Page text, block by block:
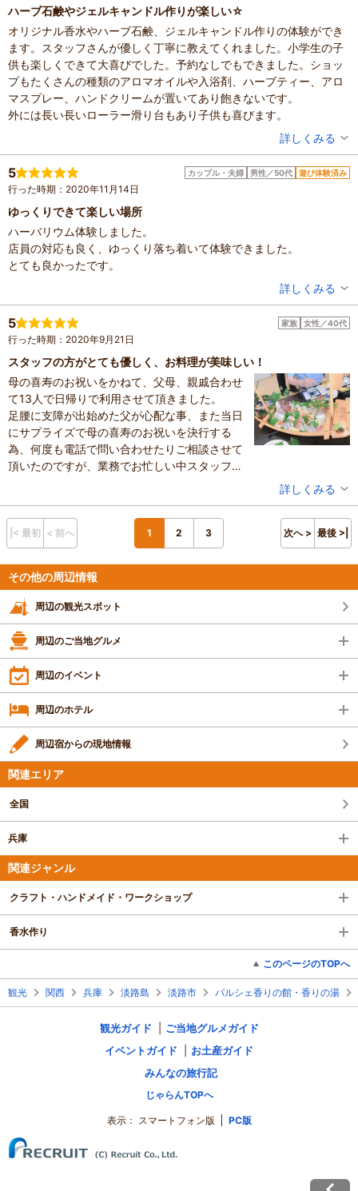
子供の年齢：13歳以上
投稿日：2021年4月12日
ハーブ石鹸やジェルキャンドル作りが楽しい☆
オリジナル香水やハーブ石鹸、ジェルキャンドル作りの体験ができ
ます。スタッフさんが優しく丁寧に教えてくれました。小学生の子
供も楽しくできて大喜びでした。予約なしでもできました。ショッ
プもたくさんの種類のアロマオイルや入浴剤、ハーブティー、アロ
マスプレー、ハンドクリームが置いてあり飽きないです。
外には長い長いローラー滑り台もあり子供も喜びます。
滞在時間：1～2時間
人数：3人～5人
家族の内訳：お子様、親・祖父母
子供の年齢：0～1歳、7～12歳
投稿日：2021年3月26日
詳しくみる
5 カップル・夫婦 男性／50代 遊び体験済み
行った時期：2020年11月14日
ゆっくりできて楽しい場所
ハーバリウム体験しました。
店員の対応も良く、ゆっくり落ち着いて体験できました。
とても良かったです。
滞在時間：1～2時間
設備の有無：駐車場、トイレ、休憩所
投稿日：2020年12月5日
詳しくみる
5 家族 女性／40代
行った時期：2020年9月21日
スタッフの方がとても優しく、お料理が美味しい！
母の喜寿のお祝いをかねて、父母、親戚合わせ
て13人で日帰りで利用させて頂きました。
足腰に支障が出始めた父が心配な事、また当日
にサプライズで母の喜寿のお祝いを決行する
為、何度も電話で問い合わせたりご相談させて
頂いたのですが、業務でお忙しい中スタッフの
お風呂は綺麗に掃除されていて大変気持ち良
く、お料理も新鮮なお刺身や天ぷらなどとても
美味しくて、皆大満足で思い出に残る、幸せな
１日を過ごす事が出来ました。
当日もスタッフの方々に優しく誠実に対応して
頂き、心より感謝しております。本当にありが
とうございました。
次は泊まりでゆっくり利用したいと思います。
滞在時間：3時間以上
人数：10人以上
家族の内訳：お子様、親・祖父母、配偶者
設備の有無：駐車場、トイレ、休憩所
投稿日：2020年9月22日
詳しくみる
|< 最初 < 前へ 1 2 3 次へ > 最後 >|
その他の周辺情報
周辺の観光スポット
周辺のご当地グルメ
周辺のイベント
周辺のホテル
周辺宿からの現地情報
関連エリア
全国
兵庫
関連ジャンル
クラフト・ハンドメイド・ワークショップ
香水作り
このページのTOPへ
観光 関西 兵庫 淡路島 淡路市 パルシェ香りの館・香りの湯
観光ガイド
ご当地グルメガイド
イベントガイド
お土産ガイド
みんなの旅行記
じゃらんTOPへ
表示： スマートフォン版 PC版